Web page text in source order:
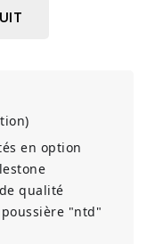
en option
qualité
"ntd"